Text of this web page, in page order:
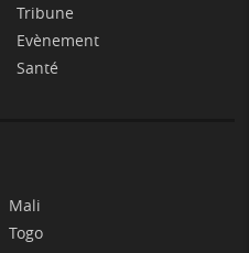
Tribune
Evènement
Santé
Mali
Togo